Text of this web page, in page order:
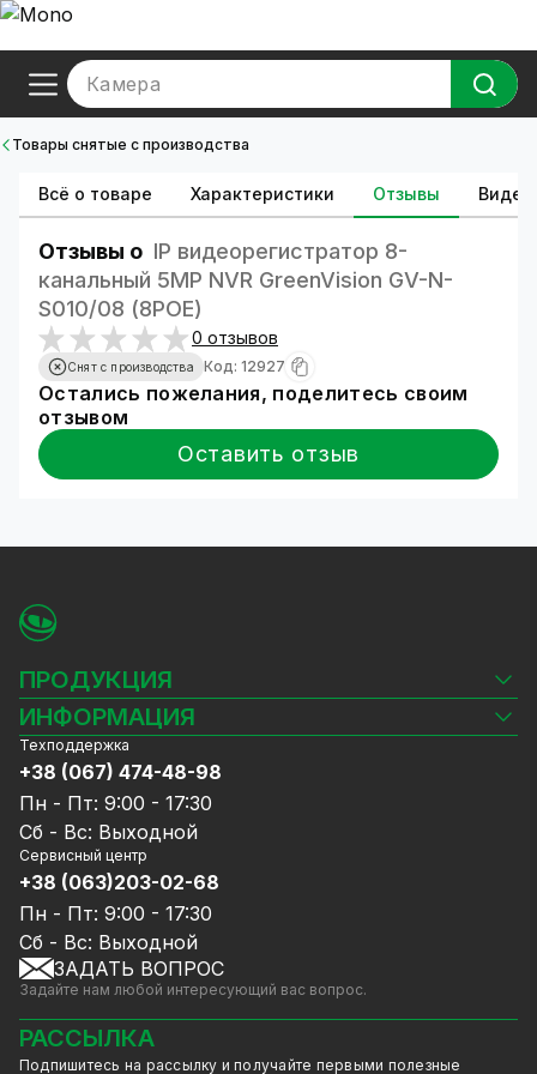
Камера
Товары снятые с производства
Всё о товаре Характеристики Отзывы Видео
Отзывы о IP видеорегистратор 8-
канальный 5MP NVR GreenVision GV-N-
S010/08 (8POE)
0 отзывов
Снят с производства Код: 12927
Остались пожелания, поделитесь своим
отзывом
Оставить отзыв
ПРОДУКЦИЯ
Камеры видеонаблюдения
Видеорегистраторы
Комплекты видеонаблюдения
СКУД
Источники питания
Сетевое оборудование
Ноутбуки и компьютеры
Аксессуары
Акции
Уцененный товар
GreenVision скидки
Мерч от GreenVision
Товары для дома
ИНФОРМАЦИЯ
Блог
Доставка и оплата
Гарантия и Сервисное обслуживание
Политика конфиденциальности
Договор публичной оферты
Сотрудничество
Услуги
Калькулятор расчёта объёма HDD
Техподдержка
+38 (067) 474-48-98
Пн - Пт: 9:00 - 17:30
Сб - Вс: Выходной
Сервисный центр
+38 (063)203-02-68
Пн - Пт: 9:00 - 17:30
Сб - Вс: Выходной
ЗАДАТЬ ВОПРОС
Задайте нам любой интересующий вас вопрос.
РАССЫЛКА
Подпишитесь на рассылку и получайте первыми полезные